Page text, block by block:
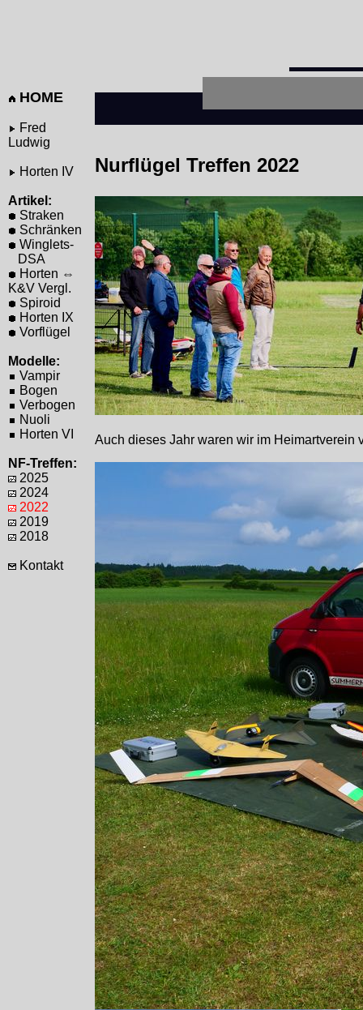
HOME
Fred
Ludwig
Horten IV
Artikel:
Straken
Schränken
Winglets-
DSA
Horten ⇔
K&V Vergl.
Spiroid
Horten IX
Vorflügel
Modelle:
Vampir
Bogen
Verbogen
Nuoli
Horten VI
NF-Treffen:
2025
2024
2022
2019
2018
Kontakt
Nurflügel Treffen 2022
Auch dieses Jahr waren wir im Heimartverein